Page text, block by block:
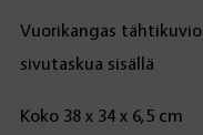
Vuorikangas
sivutaskua sisällä
Koko 38 x 34 x 6,5 cm